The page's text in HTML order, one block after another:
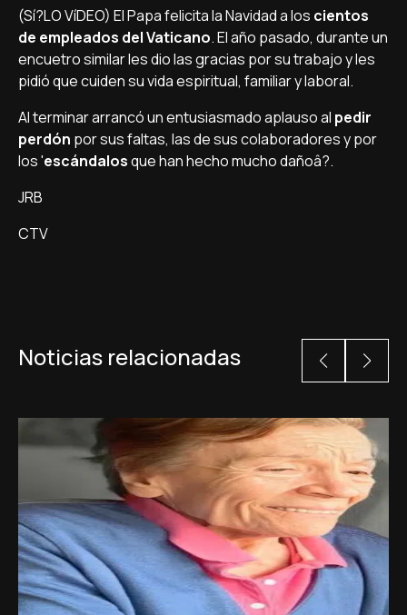
(Sí?LO VíDEO) El Papa felicita la Navidad a los cientos
de empleados del Vaticano. El año pasado, durante un
encuetro similar les dio las gracias por su trabajo y les
pidió que cuiden su vida espiritual, familiar y laboral.
Al terminar arrancó un entusiasmado aplauso al pedir
perdón por sus faltas, las de sus colaboradores y por
los 'escándalosque han hecho mucho dañoâ?.
JRB
CTV
Noticias relacionadas